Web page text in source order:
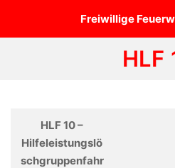
Freiwillige
HLF
HLF 10 –
Hilfeleistungslö
schgruppenfahr